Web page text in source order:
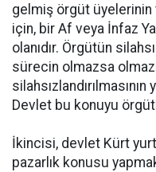
gelmiş örgüt üyelerinin
için, bir Af veya İnfaz
olanıdır. Örgütün
sürecin olmazsa
Devlet bu konuyu
İkincisi, devlet Kürt
pazarlık konusu